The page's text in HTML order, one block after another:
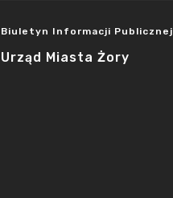
Biuletyn Informacji Publicznej
Urząd Miasta Żory